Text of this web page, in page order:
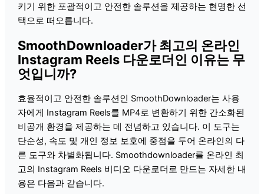
키기 위한 포괄적이고 안전한 솔루션을 제공하는 현명한 선
택으로 떠오릅니다.
SmoothDownloader가 최고의 온라인
Instagram Reels 다운로더인 이유는 무
엇입니까?
효율적이고 안전한 솔루션인 SmoothDownloader는 사용
자에게 Instagram Reels를 MP4로 변환하기 위한 간소화된
비공개 환경을 제공하는 데 전념하고 있습니다. 이 도구는
단순성, 속도 및 개인 정보 보호에 중점을 두어 온라인의 다
른 도구와 차별화됩니다. Smoothdownloader를 온라인 최
고의 Instagram Reels 비디오 다운로더로 만드는 자세한 내
용은 다음과 같습니다.